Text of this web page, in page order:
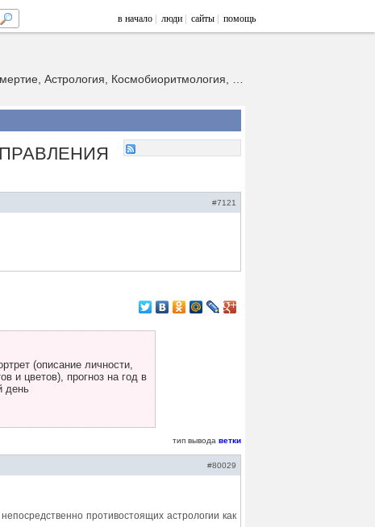
в начало люди сайты помощь
#7121
(описание личности,
и цветов), прогноз на год в
день
тип вывода ветки
#80029
противостоящих астрологии как